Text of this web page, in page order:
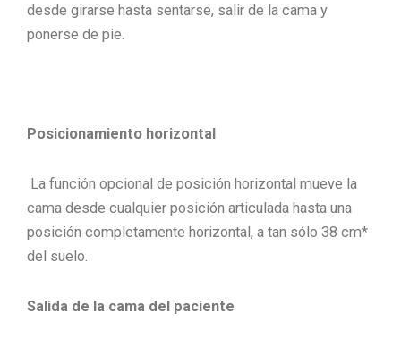
desde girarse hasta sentarse, salir de la cama y
ponerse de pie.
Posicionamiento horizontal
La función opcional de posición horizontal mueve la
cama desde cualquier posición articulada hasta una
posición completamente horizontal, a tan sólo 38 cm*
del suelo.
Salida de la cama del paciente